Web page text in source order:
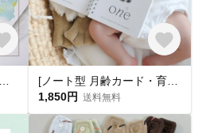
1,850円 送料無料